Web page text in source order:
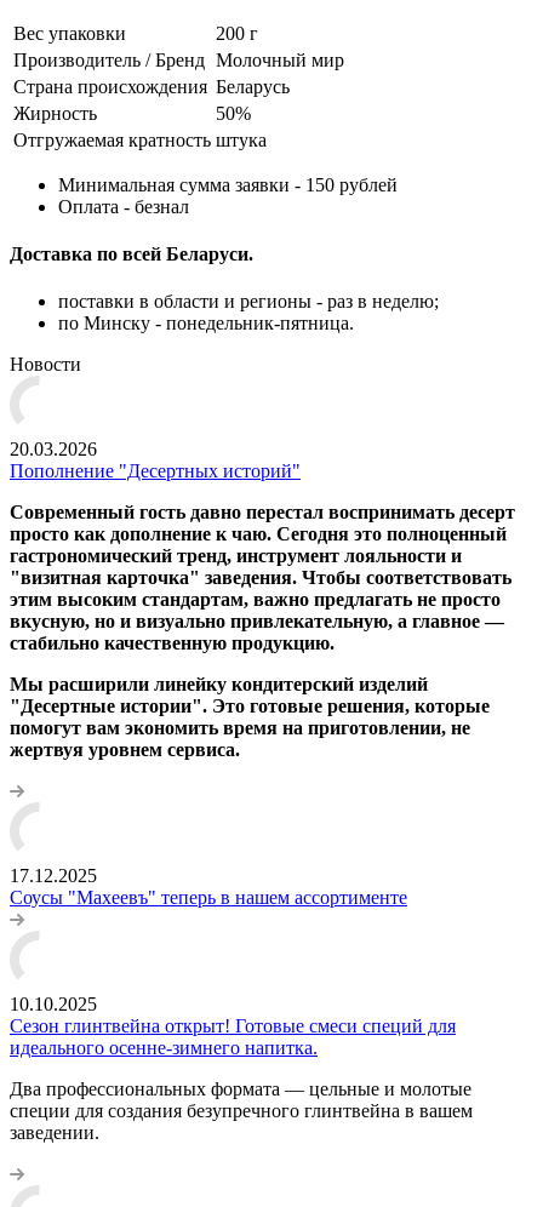
Вес упаковки
200 г
Производитель / Бренд Молочный мир
Страна происхождения Беларусь
Жирность
50%
Отгружаемая кратность штука
Минимальная сумма заявки - 150 рублей
Оплата - безнал
Доставка по всей Беларуси.
поставки в области и регионы - раз в неделю;
по Минску - понедельник-пятница.
Новости
20.03.2026
Пополнение "Десертных историй"
Современный гость давно перестал воспринимать десерт
просто как дополнение к чаю. Сегодня это полноценный
гастрономический тренд, инструмент лояльности и
"визитная карточка" заведения. Чтобы соответствовать
этим высоким стандартам, важно предлагать не просто
вкусную, но и визуально привлекательную, а главное —
стабильно качественную продукцию.
Мы расширили линейку кондитерский изделий
"Десертные истории". Это готовые решения, которые
помогут вам экономить время на приготовлении, не
жертвуя уровнем сервиса.
17.12.2025
Соусы "Махеевъ" теперь в нашем ассортименте
10.10.2025
Сезон глинтвейна открыт! Готовые смеси специй для
идеального осенне-зимнего напитка.
Два профессиональных формата — цельные и молотые
специи для создания безупречного глинтвейна в вашем
заведении.